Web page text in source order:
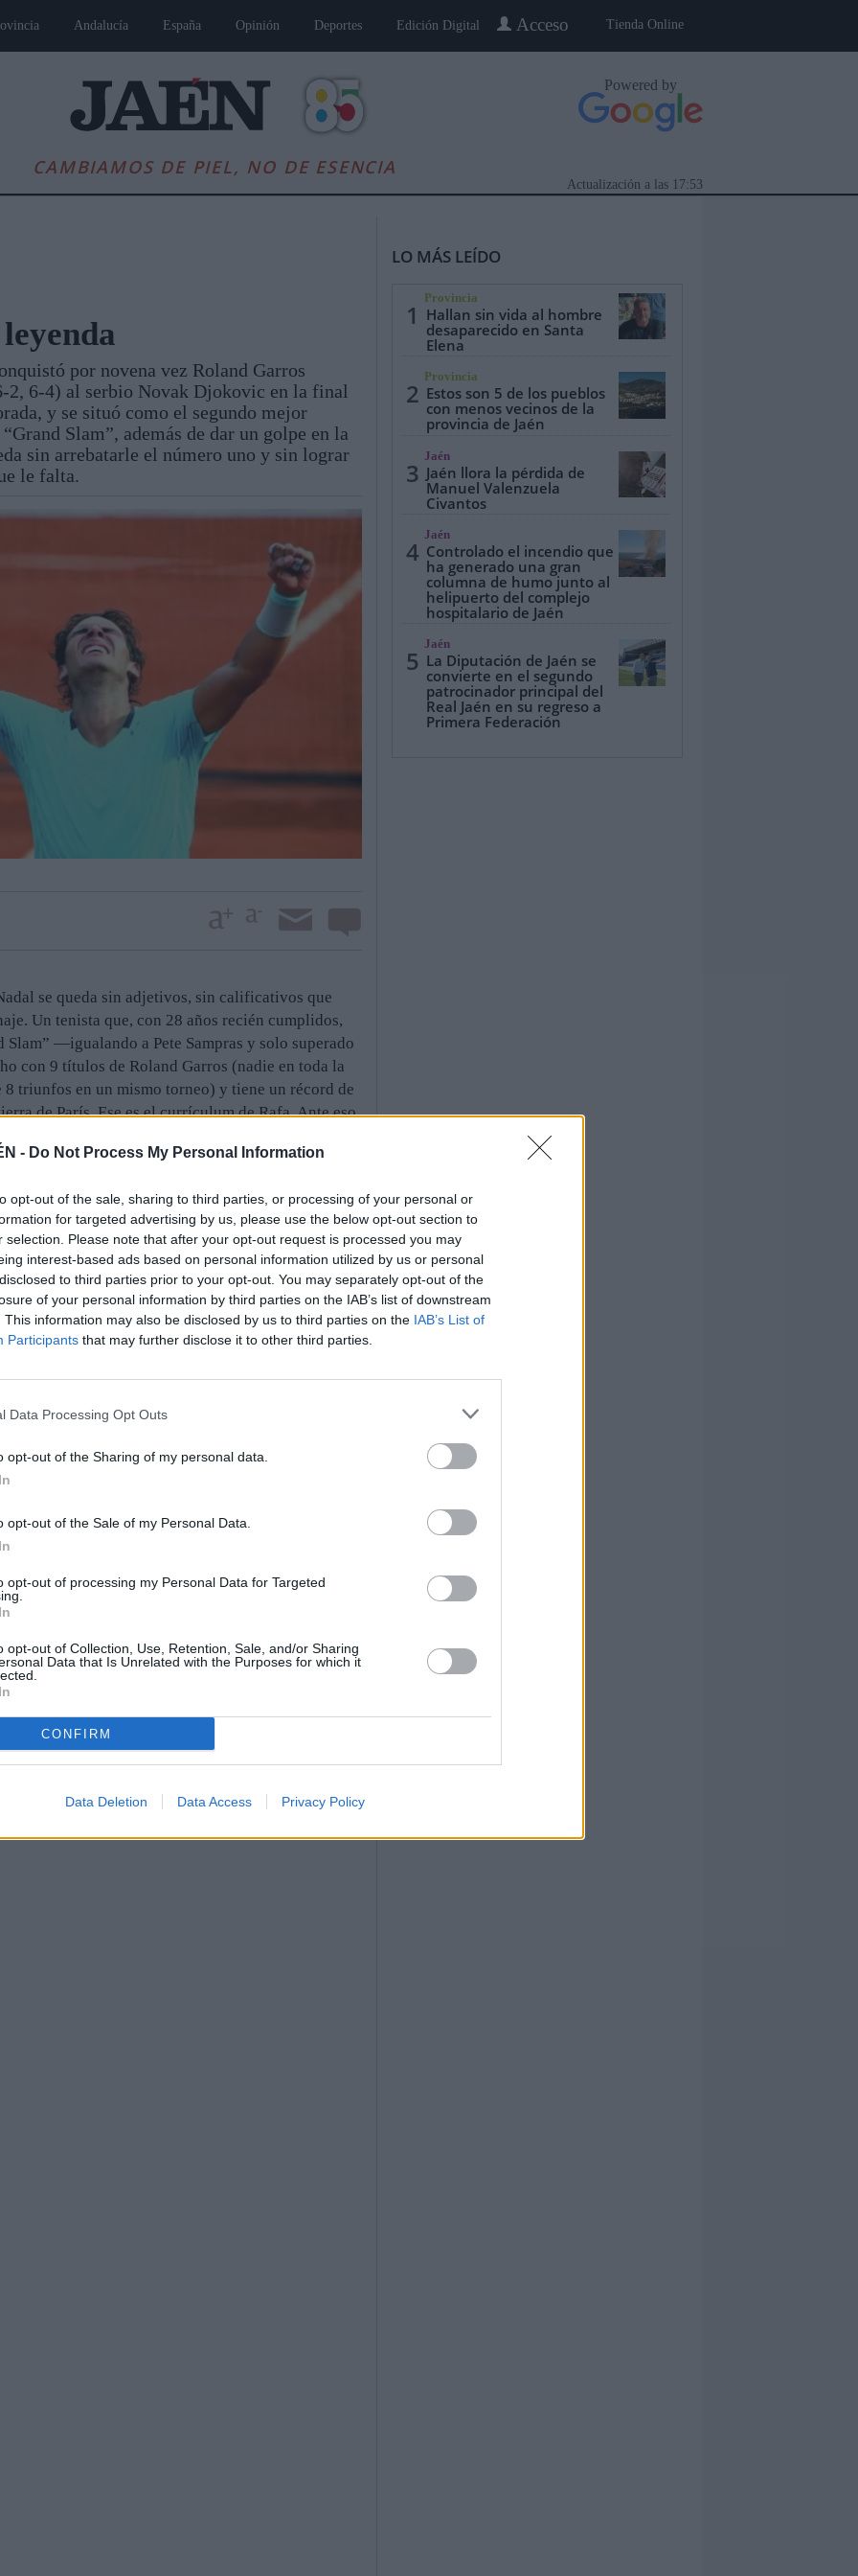
- Do Not Process My Personal Information
opt-out of the sale, sharing to third parties, or processing of your personal or
for targeted advertising by us, please use the below opt-out section to
selection. Please note that after your opt-out request is processed you may
interest-based ads based on personal information utilized by us or personal
to third parties prior to your opt-out. You may separately opt-out of the
of your personal information by third parties on the IAB’s list of downstream
This information may also be disclosed by us to third parties on the IAB’s List of
Participants that may further disclose it to other third parties.
Data Processing Opt Outs
opt-out of the Sharing of my personal data.
opt-out of the Sale of my Personal Data.
opt-out of processing my Personal Data for Targeted
opt-out of Collection, Use, Retention, Sale, and/or Sharing
Data that Is Unrelated with the Purposes for which it
CONFIRM
Data Deletion Data Access Privacy Policy
Tienda Online
Acceso
Andalucía España Opinión Deportes Edición Digital
CAMBIAMOS DE PIEL, NO DE ESENCIA
Powered by
17:53
Actualización a las
Andalucía Internacional Opinión Cultura Jaén, Pueblo a Pueblo Especiales
por novena vez Roland Garros
2, 6-4) al serbio Novak Djokovic en la final
y se situó como el segundo mejor
Slam”, además de dar un golpe en la
sin arrebatarle el número uno y sin lograr
le falta.
se queda sin adjetivos, sin calificativos que
Un tenista que, con 28 años recién cumplidos,
—igualando a Pete Sampras y solo superado
con 9 títulos de Roland Garros (nadie en toda la
triunfos en un mismo torneo) y tiene un récord de
de París. Ese es el currículum de Rafa. Ante eso
pues llegaba tras una temporada irregular
de año. Así que, cuando en el octavo juego del
Rafa y dejó encaminada la primera manga, todo
esta oportunidad. 6-3 y un Rafa más tímido
Un dato más, Djokovic no había perdido ninguna
ganando el primer set.
es el coto privado de caza de Nadal. El
la pista, abandonó el fondo de la misma, fue más
calor que hacía en la capital francesa parecía
El serbio comenzó a jugar rápido y precipitado.
no forzados y ceder el segundo set.
del mundo comenzaron a fallarle las fuerzas, se
su cruda realidad, enfrente había un “robot” que
mucha clase, Djokovic mantuvo la incertidumbre
con claridad.
se puso 4-4 y, tras ganar Nadal su servicio, 30-0
puntos seguidos y un desesperado Djokovic acabó
campeonato a un Nadal que se mantiene como
sobre la tierra de París, volvió a echarse las
ha hecho ya nueve veces. Después, la imagen más
la de Nadal mordiendo la Copa de los
LO MÁS LEÍDO
1
Provincia
Hallan sin vida al hombre
desaparecido en Santa
Elena
2
Provincia
Estos son 5 de los pueblos
con menos vecinos de la
provincia de Jaén
3
Jaén
Jaén llora la pérdida de
Manuel Valenzuela
Civantos
4
Jaén
Controlado el incendio que
ha generado una gran
columna de humo junto al
helipuerto del complejo
hospitalario de Jaén
5
Jaén
La Diputación de Jaén se
convierte en el segundo
patrocinador principal del
Real Jaén en su regreso a
Primera Federación